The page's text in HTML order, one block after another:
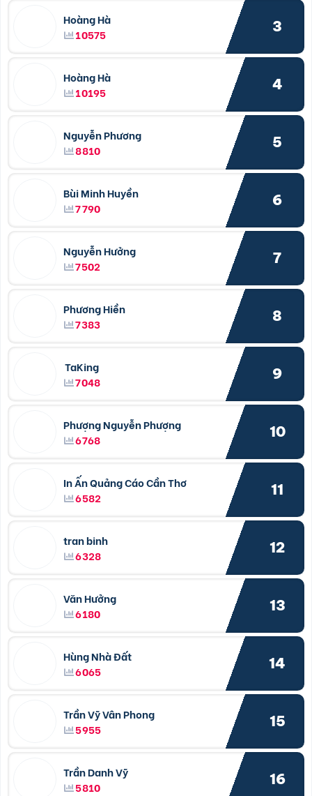
Hoàng Hà
10575
3
Hoàng Hà
10195
4
Nguyễn Phương
8810
5
Bùi Minh Huyền
7790
6
Nguyễn Hưởng
7502
7
Phương Hiền
7383
8
TaKing
7048
9
Phượng Nguyễn Phượng
6768
10
In Ấn Quảng Cáo Cần Thơ
6582
11
tran binh
6328
12
Văn Hưởng
6180
13
Hùng Nhà Đất
6065
14
Trần Vỹ Vân Phong
5955
15
Trần Danh Vỹ
5810
16